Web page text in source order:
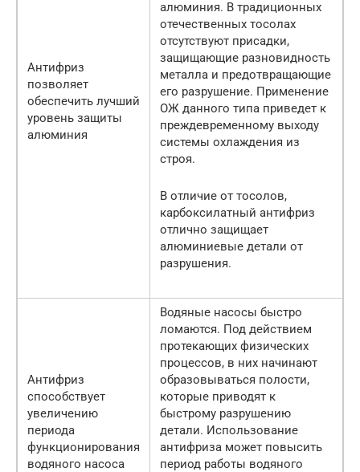
Антифриз
позволяет
обеспечить лучший
уровень защиты
алюминия
алюминия. В традиционных
отечественных тосолах
отсутствуют присадки,
защищающие разновидность
металла и предотвращающие
его разрушение. Применение
ОЖ данного типа приведет к
преждевременному выходу
системы охлаждения из
строя.
В отличие от тосолов,
карбоксилатный антифриз
отлично защищает
алюминиевые детали от
разрушения.
Антифриз
способствует
увеличению
периода
функционирования
водяного насоса
Водяные насосы быстро
ломаются. Под действием
протекающих физических
процессов, в них начинают
образовываться полости,
которые приводят к
быстрому разрушению
детали. Использование
антифриза может повысить
период работы водяного